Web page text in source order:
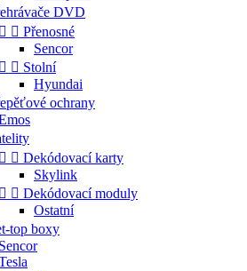
DVD
  Přenosné
Sencor
  Stolní
Hyundai
ochrany
  Dekódovací karty
Skylink
  Dekódovací moduly
Ostatní
top boxy
Sencor